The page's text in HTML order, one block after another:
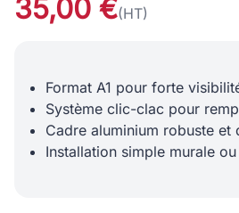
35,00 €(HT)
Format A1 pour forte
Système clic-clac pour
Cadre aluminium robuste et
Installation simple murale